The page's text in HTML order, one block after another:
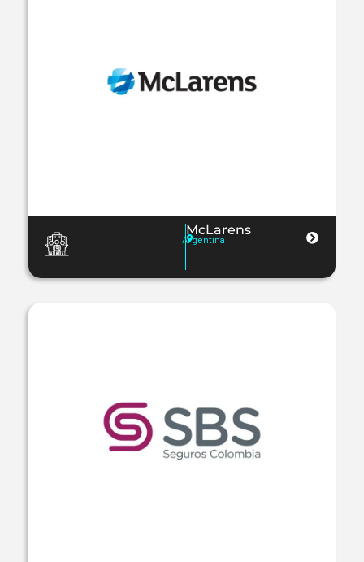
McLarens
Argentina